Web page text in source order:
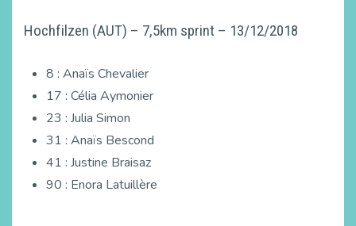
Hochfilzen (AUT) – 7,5km sprint – 13/12/2018
8 : Anaïs Chevalier
17 : Célia Aymonier
23 : Julia Simon
31 : Anaïs Bescond
41 : Justine Braisaz
90 : Enora Latuillère